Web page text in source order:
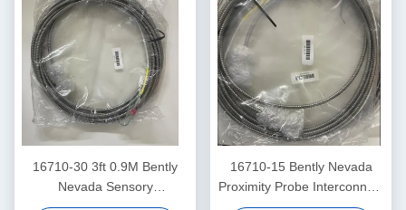
16710-30 3ft 0.9M Bently
Nevada Sensory
Interconnect Cable
16710-15 Bently Nevada
Proximity Probe Interconnect
Cable With Armor -15 - C